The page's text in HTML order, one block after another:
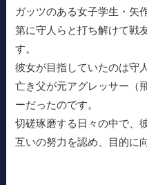
ガッツのある女子学生・矢
第に守人らと打ち解けて戦
す。
彼女が目指していたのは守
亡き父が元アグレッサー（
ーだったのです。
切磋琢磨する日々の中で、
互いの努力を認め、目的に